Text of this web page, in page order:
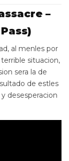
–
al menles por
situacion,
sera la de
de estles
desesperacion